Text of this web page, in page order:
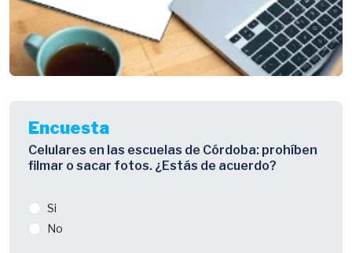
Encuesta
Celulares en las escuelas de Córdoba: prohíben
filmar o sacar fotos. ¿Estás de acuerdo?
Si
No